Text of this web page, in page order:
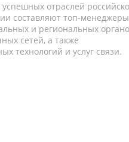
отраслей
составляют топ-
и региональных
сетей, а также
технологий и услуг связи.